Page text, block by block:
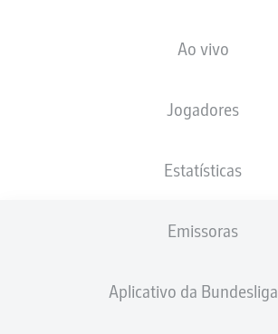
Ao vivo
Jogadores
Estatísticas
Emissoras
Aplicativo da Bundesliga